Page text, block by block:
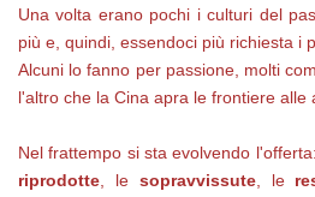
Una volta erano pochi i culturi del
più e, quindi, essendoci più richiesta i
Alcuni lo fanno per passione, molti
l'altro che la Cina apra le frontiere alle
Nel frattempo si sta evolvendo
riprodotte, le sopravvissute, le